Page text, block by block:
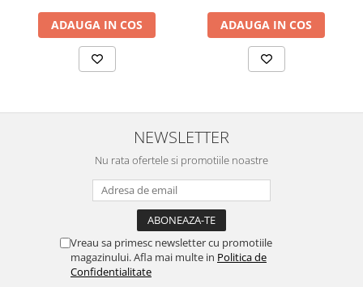
Multiboard & Accessorii
Multimedia
Foto & Video
ADAUGA IN COS ADAUGA IN COS
NEWSLETTER
Nu rata ofertele si promotiile noastre
Vreau sa primesc newsletter cu promotiile
magazinului. Afla mai multe in Politica de
Confidentialitate